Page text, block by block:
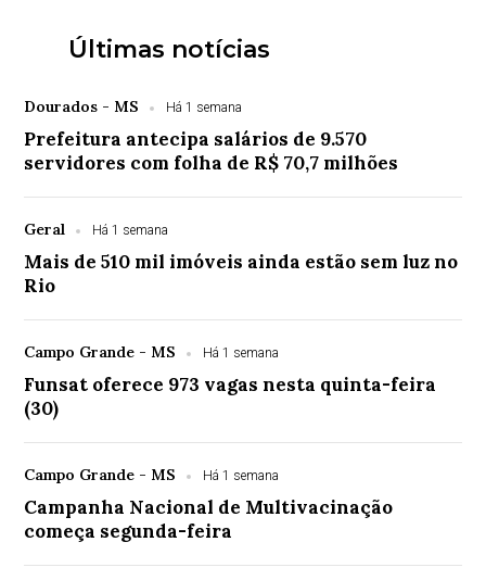
Últimas notícias
Dourados - MS Há 1 semana
Prefeitura antecipa salários de 9.570
servidores com folha de R$ 70,7 milhões
Geral Há 1 semana
Mais de 510 mil imóveis ainda estão sem luz no
Rio
Campo Grande - MS Há 1 semana
Funsat oferece 973 vagas nesta quinta-feira
(30)
Campo Grande - MS Há 1 semana
Campanha Nacional de Multivacinação
começa segunda-feira